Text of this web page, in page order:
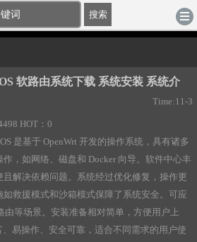
录] 账户充值| 电脑版
搜索
软路由系统下载 系统安装 系统介
Time:11-3
HOT：0
是基于 OpenWrt 开发的操作系统，具有诸多
，如网络、磁盘和 Docker 向导。软件中心丰
解决依赖问题。系统经过优化修复，操作更
救援模式和沙箱模式保障了系统安全。可应
由等场景。安装准备相对简单，方便用户上
、易操作、安全可靠，适合不同需求的用户使